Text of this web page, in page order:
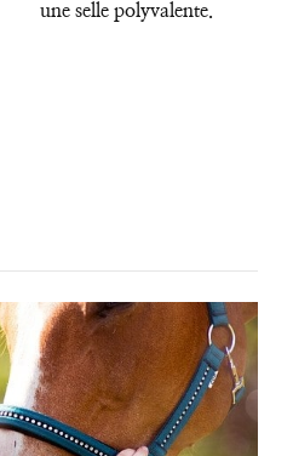
une selle polyvalente.